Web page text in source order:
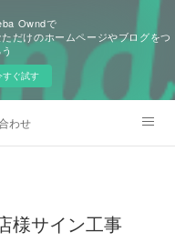
Owndで
だけのホームページやブログをつ
すぐ試す
わせ
様サイン工事